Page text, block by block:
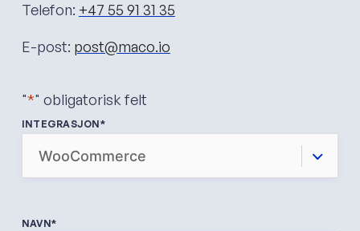
Telefon: +47 55 91 31 35
E-post: post@maco.io
"*" obligatorisk felt
INTEGRASJON*
NAVN*